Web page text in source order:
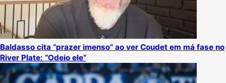
Baldasso cita “prazer imenso” ao ver Coudet em má fase no
River Plate: “Odeio ele”